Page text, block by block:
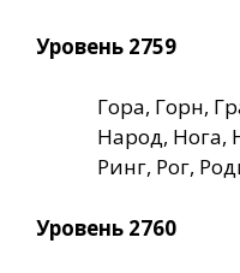
Уровень 2759
Гора, Горн,
Народ, Нога,
Ринг, Рог,
Уровень 2760